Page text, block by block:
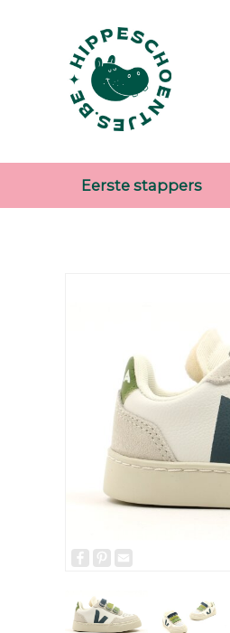
Eerste stappers
Facebook
Pinterest